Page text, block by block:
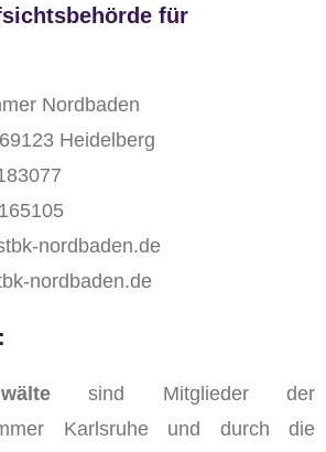
für
Nordbaden
Heidelberg
nordbaden.de
nordbaden.de
sind Mitglieder der
Karlsruhe und durch die